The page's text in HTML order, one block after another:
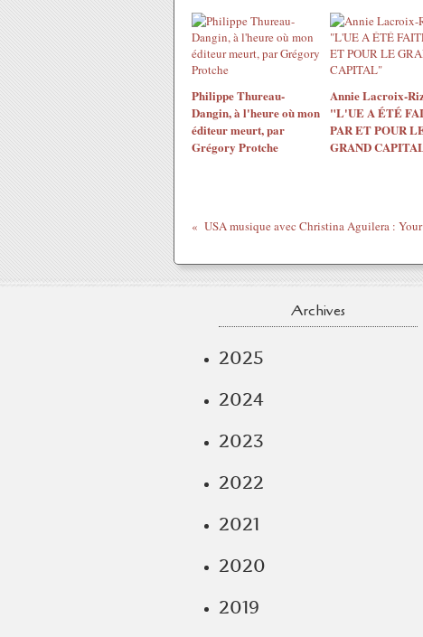
Philippe Thureau-
Dangin, à l'heure où mon
éditeur meurt, par
Grégory Protche
Annie Lacroix-
"L'UE A ÉTÉ
PAR ET POUR
GRAND
USA musique avec Christina Aguilera :
Archives
2025
2024
2023
2022
2021
2020
2019